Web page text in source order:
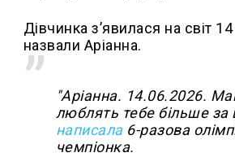
Дівчинка з’явилася на світ
назвали Аріанна.
"Аріанна. 14.06.2026.
люблять тебе більше за
написала6-разова
чемпіонка.